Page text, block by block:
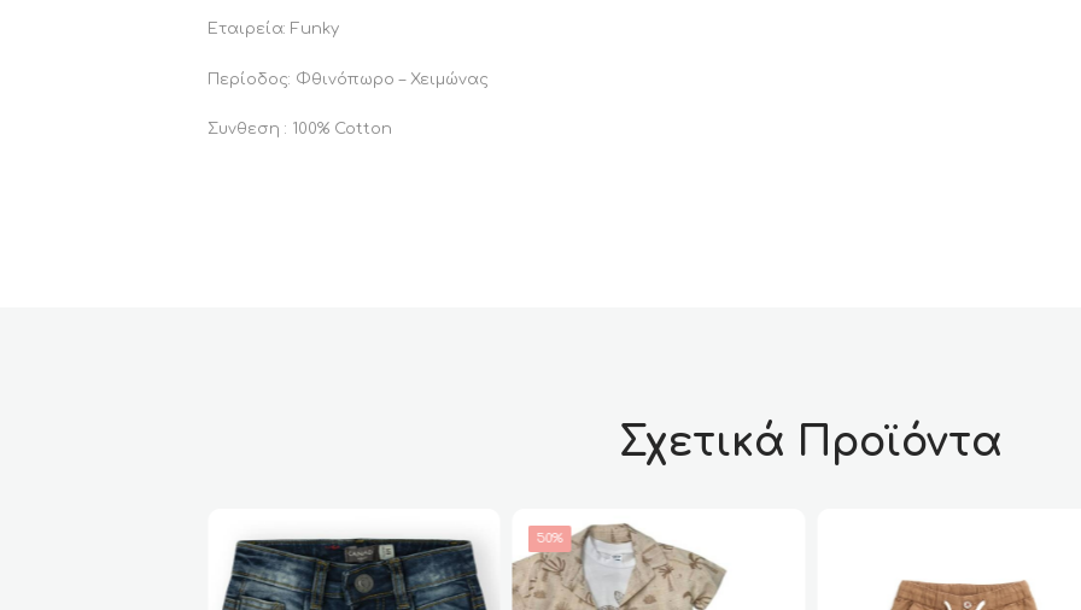
Εταιρεία: Funky
Περίοδος: Φθινόπωρο – Χειμώνας
Συνθεση : 100% Cotton
Σχετικά Προϊόντα
50%